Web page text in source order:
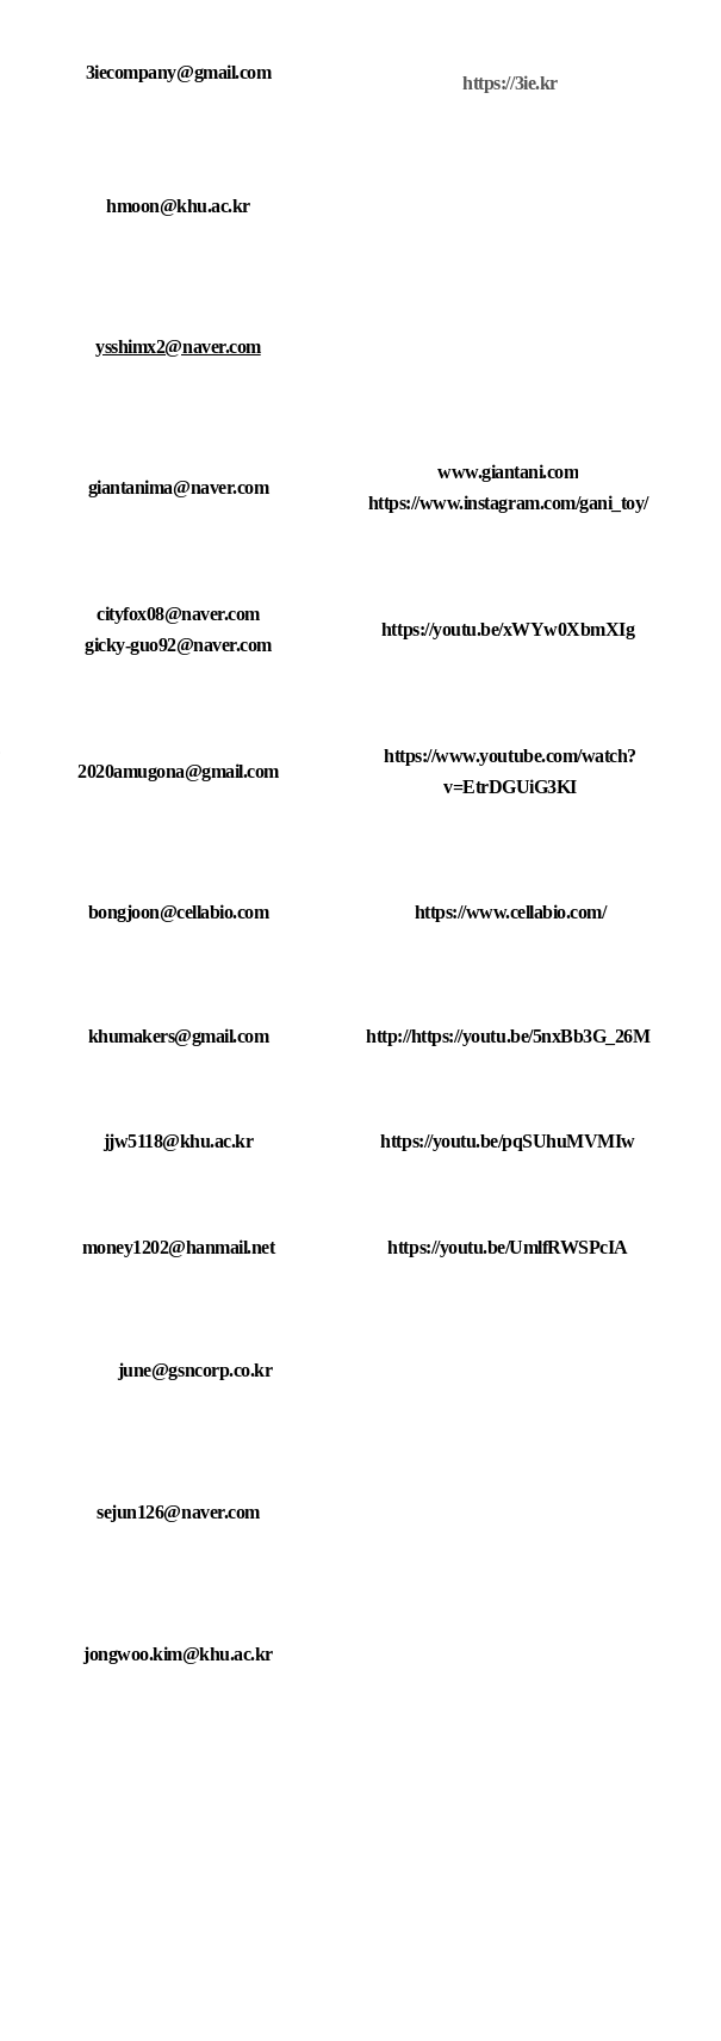
3iecompany@gmail.com
https://3ie.kr
hmoon@khu.ac.kr
ysshimx2@naver.com
giantanima@naver.com
www.giantani.com
https://www.instagram.com/gani_toy/
cityfox08@naver.com
gicky-guo92@naver.com
https://youtu.be/xWYw0XbmXIg
2020amugona@gmail.com
https://www.youtube.com/watch?
v=EtrDGUiG3KI
bongjoon@cellabio.com https://www.cellabio.com/
khumakers@gmail.com http://https://youtu.be/5nxBb3G_26M
jjw5118@khu.ac.kr https://youtu.be/pqSUhuMVMIw
money1202@hanmail.net https://youtu.be/UmlfRWSPcIA
june@gsncorp.co.kr
sejun126@naver.com
jongwoo.kim@khu.ac.kr